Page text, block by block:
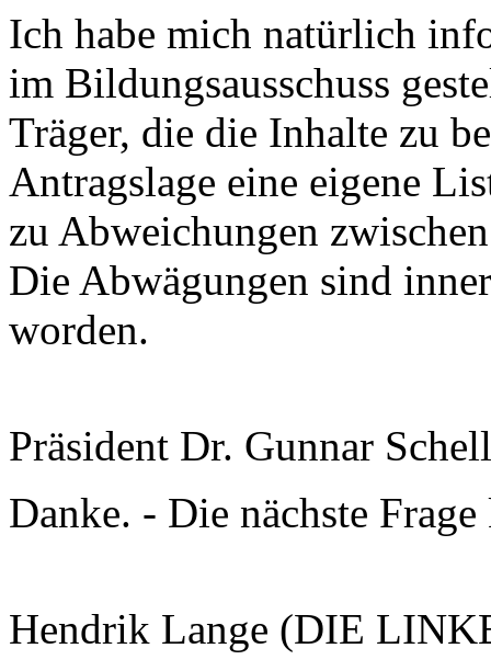
Ich habe mich natürlich
im Bildungsausschuss
Träger, die die Inhalte zu
Antragslage eine eigene
zu Abweichungen
Die Abwägungen sind
worden.
Präsident Dr. Gunnar
Danke. - Die nächste
Hendrik Lange (DIE